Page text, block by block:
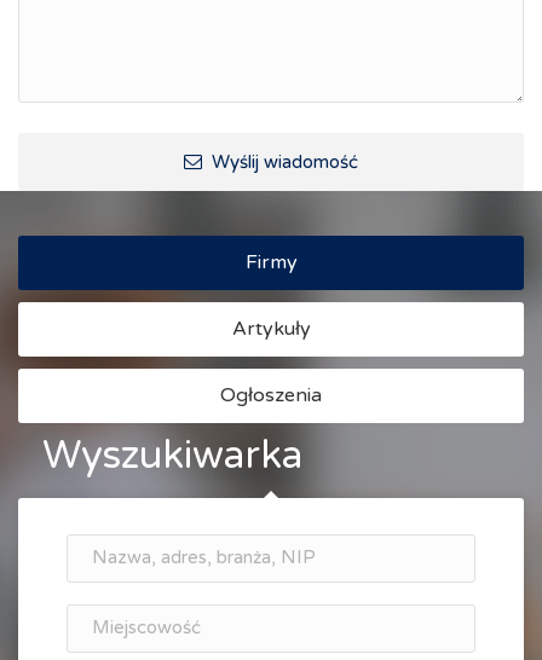
Wyślij wiadomość
Firmy
Artykuły
Ogłoszenia
Wyszukiwarka